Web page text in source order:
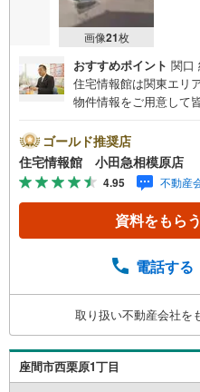
画像21枚
おすすめポイント 関口
住宅情報館は関東エリ
物件情報をご用意して
さい。【営業時間
合は営業いたします）
わせは上記時間内です
タッフ一同お客様のお
宅ローン相談会】開
購入の際にかかる諸費
気軽にご相談ください
実に努めさせて頂きま
物件のご紹介だけでは
の事ならなんでもご相
伺いしながら誠心誠意
お客様一人一人に合わ
ゴールド推奨店
住宅情報館 小田急相模原店
4.95 不動産
資料をもらう
電話する
取り扱い不動産会社を
座間市西栗原1丁目